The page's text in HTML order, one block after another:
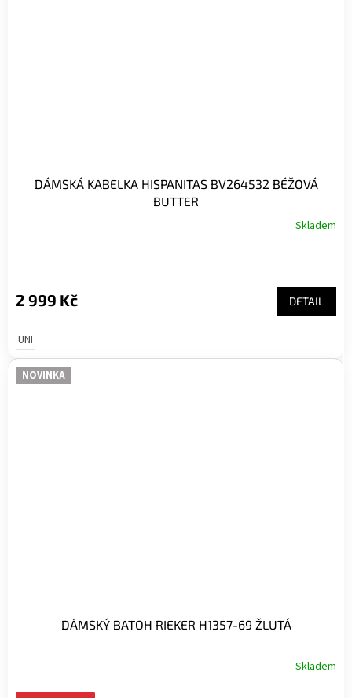
DÁMSKÁ KABELKA HISPANITAS BV264532 BÉŽOVÁ
BUTTER
Skladem
2 999 Kč DETAIL
UNI
NOVINKA
DÁMSKÝ BATOH RIEKER H1357-69 ŽLUTÁ
Skladem